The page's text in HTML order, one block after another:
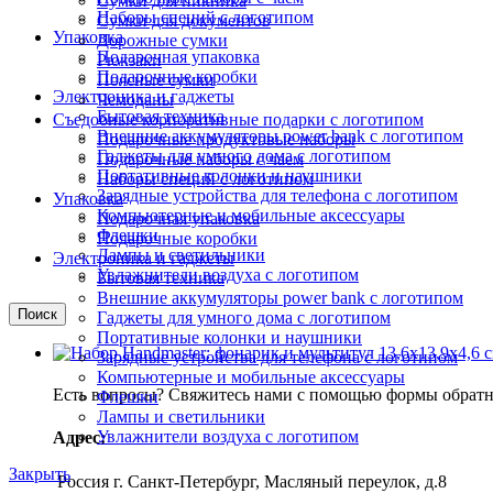
Наборы специй с логотипом
Упаковка
Подарочная упаковка
Подарочные коробки
Электроника и гаджеты
Бытовая техника
Внешние аккумуляторы power bank с логотипом
Гаджеты для умного дома с логотипом
Портативные колонки и наушники
Зарядные устройства для телефона с логотипом
Компьютерные и мобильные аксессуары
Флешки
Лампы и светильники
Увлажнители воздуха с логотипом
Поиск
Есть вопросы? Свяжитесь нами с помощью формы
Адрес:
Россия г. Санкт-Петербург, Масляный переулок, д.8
Сумки для документов
Дорожные сумки
Рюкзаки
Поясные сумки
Чемоданы
Съедобные корпоративные подарки с логотипом
Подарочные продуктовые наборы
Подарочные наборы с чаем
Наборы специй с логотипом
Упаковка
Подарочная упаковка
Подарочные коробки
Электроника и гаджеты
Бытовая техника
Внешние аккумуляторы power bank с логотипом
Гаджеты для умного дома с логотипом
Портативные колонки и наушники
Зарядные устройства для телефона с логотипом
Компьютерные и мобильные аксессуары
Флешки
Лампы и светильники
Увлажнители воздуха с логотипом
Закрыть